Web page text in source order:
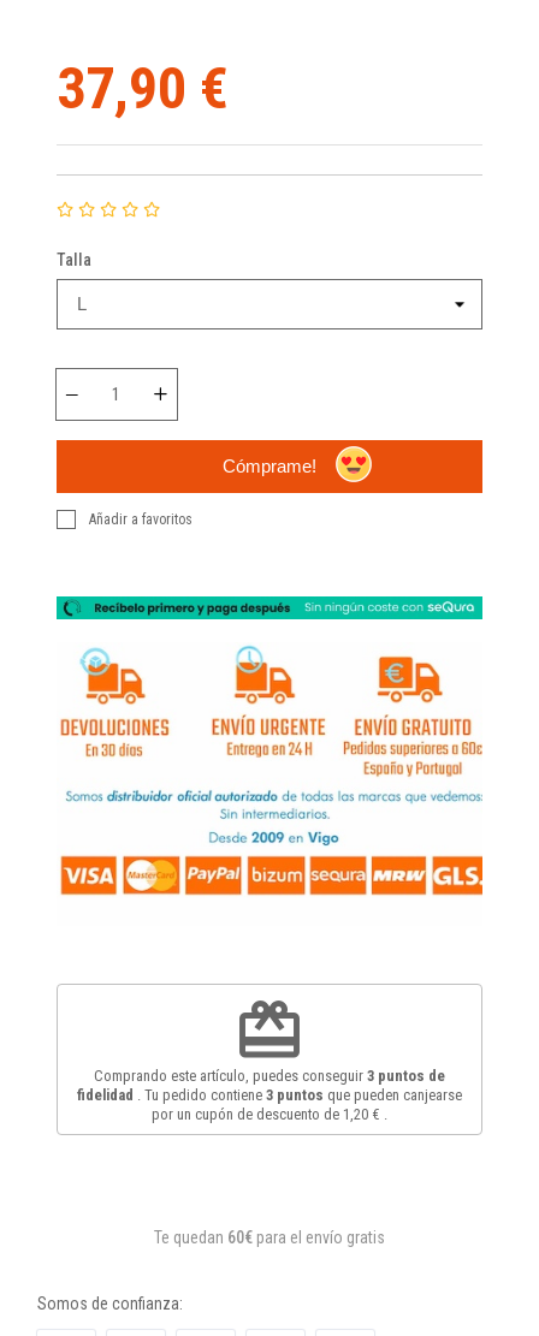
37,90 €
Talla
Cómprame!
Añadir a favoritos
redeem
Comprando este artículo, puedes conseguir 3 puntos de
fidelidad
. Tu pedido contiene 3 puntos que pueden canjearse
por un cupón de descuento de 1,20 €
Te quedan 60€ para el envío gratis
Somos de confianza: